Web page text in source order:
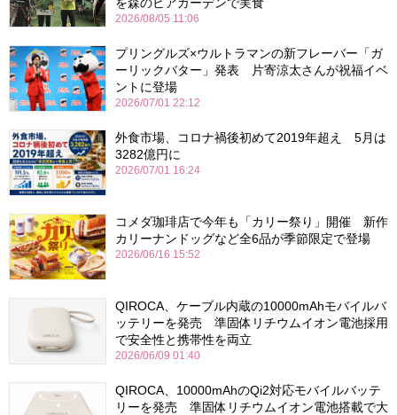
2026/08/05 11:06
プリングルズ×ウルトラマンの新フレーバー「ガ
ーリックバター」発表 片寄涼太さんが祝福イベ
ントに登場
2026/07/01 22:12
外食市場、コロナ禍後初めて2019年超え 5月は
3282億円に
2026/07/01 16:24
コメダ珈琲店で今年も「カリー祭り」開催 新作
カリーナンドッグなど全6品が季節限定で登場
2026/06/16 15:52
QIROCA、ケーブル内蔵の10000mAhモバイルバ
ッテリーを発売 準固体リチウムイオン電池採用
で安全性と携帯性を両立
2026/06/09 01:40
QIROCA、10000mAhのQi2対応モバイルバッテ
リーを発売 準固体リチウムイオン電池搭載で大